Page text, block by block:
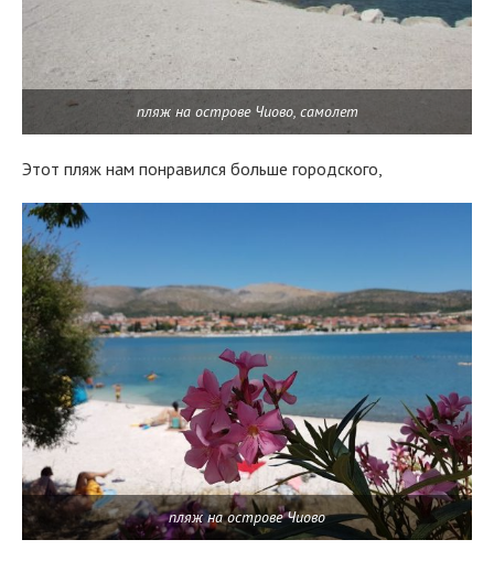
пляж на острове Чиово, самолет
Этот пляж нам понравился больше городского,
пляж на острове Чиово